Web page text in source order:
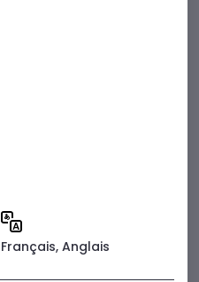
Français, Anglais